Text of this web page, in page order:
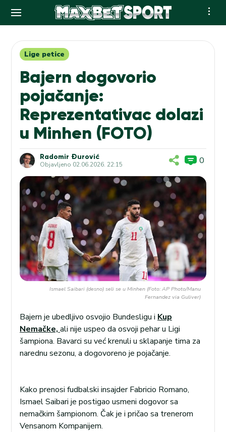
contentLige petice
Bajern dogovorio
pojačanje:
Reprezentativac dolazi
u Minhen (FOTO)
Radomir Đurović
Objavljeno 02.06.2026. 22:15 0
Ismael Saibari (desno) seli se u Minhen (Foto: AP Photo/Manu
Fernandez via Guliver)
Bajern je ubedljivo osvojio Bundesligu i Kup
Nemačke, ali nije uspeo da osvoji pehar u Ligi
šampiona. Bavarci su već krenuli u sklapanje tima za
narednu sezonu, a dogovoreno je pojačanje.
Kako prenosi fudbalski insajder Fabricio Romano,
Ismael Saibari je postigao usmeni dogovor sa
nemačkim šampionom. Čak je i pričao sa trenerom
Vensanom Kompanijem.